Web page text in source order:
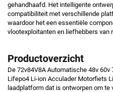
gehandhaafd. Het intelligente
compatibiliteit met verschillende
waardoor het een essentiële
vlootexploitanten en liefhebbers van
Productoverzicht
De 72v84V8A Automatische 48v
Lifepo4 Li-ion Acculader Motorfiets
laadplatform dat is ontworpen om te